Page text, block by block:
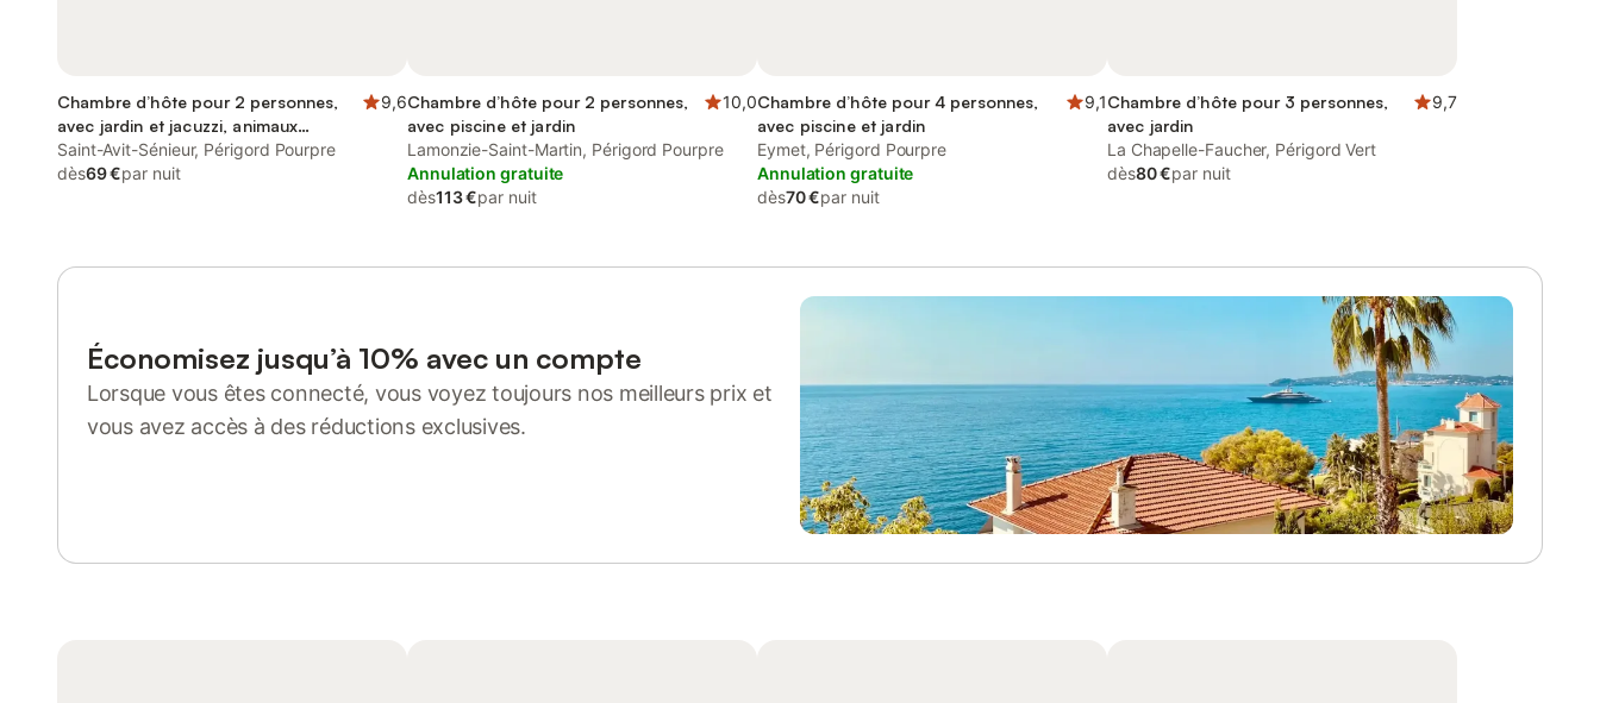
Chambre d’hôte pour 2 personnes,
avec jardin et jacuzzi, animaux
acceptés
9,6
Saint-Avit-Sénieur, Périgord Pourpre
dès69 €par nuit
Chambre d’hôte pour 2 personnes,
avec piscine et jardin
10,0
Lamonzie-Saint-Martin, Périgord Pourpre
Annulation gratuite
dès113 €par nuit
Chambre d’hôte pour 4 personnes,
avec piscine et jardin
9,1
Eymet, Périgord Pourpre
Annulation gratuite
dès70 €par nuit
Chambre d’hôte pour 3 personnes,
avec jardin
9,7
La Chapelle-Faucher, Périgord Vert
dès80 €par nuit
Économisez jusqu’à 10% avec un compte
Lorsque vous êtes connecté, vous voyez toujours nos meilleurs prix et
vous avez accès à des réductions exclusives.